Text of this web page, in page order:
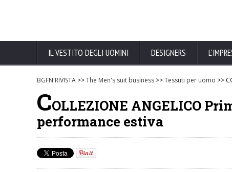
IL VESTITO DEGLI UOMINI DESIGNERS
BGFN RIVISTA >>The Men's suit business >>Tessuti per uomo >>
COLLEZIONE ANGELICO
performance estiva